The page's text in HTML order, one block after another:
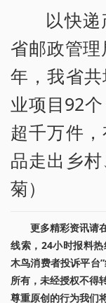
以快
省邮政管
年，我省
业项目92
超千万件
品走出乡
菊）
更多精彩资讯请
线索，24小时报料
木鸟消费者投诉平台
所有，未经授权不
尊重原创的行为我们